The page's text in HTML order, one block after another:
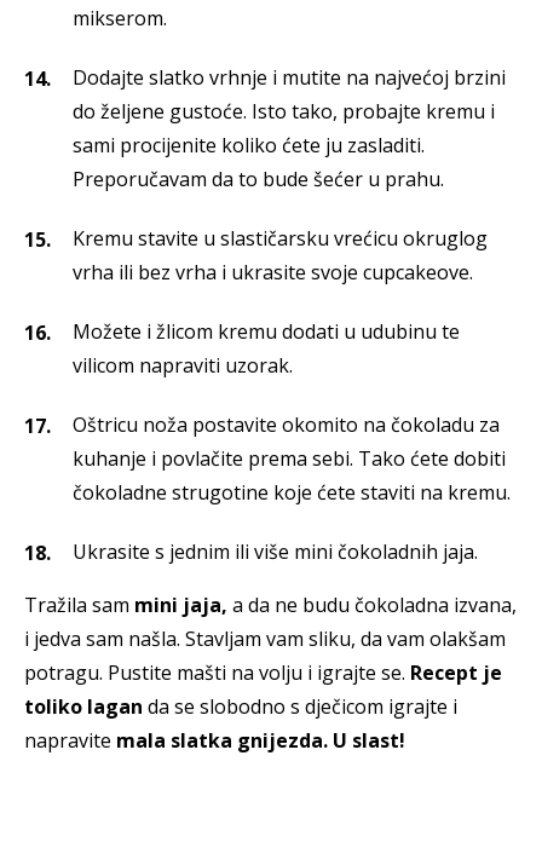
mikserom.
Dodajte slatko vrhnje i mutite na najvećoj brzini
do željene gustoće. Isto tako, probajte kremu i
sami procijenite koliko ćete ju zasladiti.
Preporučavam da to bude šećer u prahu.
Kremu stavite u slastičarsku vrećicu okruglog
vrha ili bez vrha i ukrasite svoje cupcakeove.
Možete i žlicom kremu dodati u udubinu te
vilicom napraviti uzorak.
Oštricu noža postavite okomito na čokoladu za
kuhanje i povlačite prema sebi. Tako ćete dobiti
čokoladne strugotine koje ćete staviti na kremu.
Ukrasite s jednim ili više mini čokoladnih jaja.
Tražila sam mini jaja, a da ne budu čokoladna izvana,
i jedva sam našla. Stavljam vam sliku, da vam olakšam
potragu. Pustite mašti na volju i igrajte se. Recept je
toliko lagan da se slobodno s dječicom igrajte i
napravite mala slatka gnijezda. U slast!